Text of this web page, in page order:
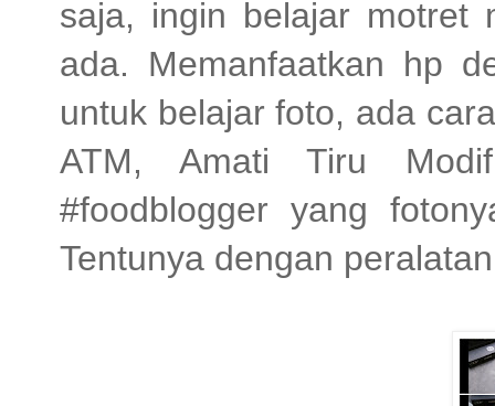
saja, ingin belajar motret
ada. Memanfaatkan hp
untuk belajar foto, ada
ATM, Amati Tiru
#foodblogger yang
Tentunya dengan